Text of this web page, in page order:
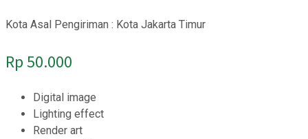
Kota Asal Pengiriman : Kota Jakarta Timur
Rp50.000
Digital image
Lighting effect
Render art